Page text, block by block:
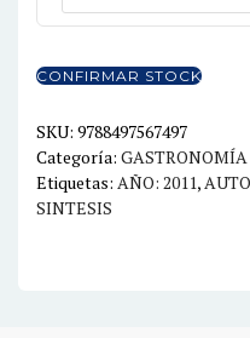
Y
EN
COCINA
cantidad
CONFIRMAR STOCK
SKU: 9788497567497
Categoría: GASTRONOMÍA
Etiquetas: AÑO: 2011,
SINTESIS